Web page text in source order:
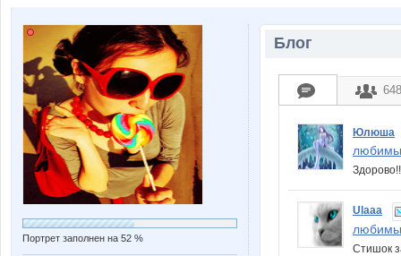
Портрет заполнен на 52 %
Блог
Юлюша
Ulaaa
Стишок